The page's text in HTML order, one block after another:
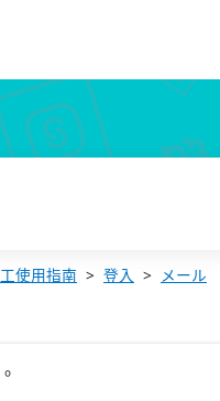
使用指南 登入 メール